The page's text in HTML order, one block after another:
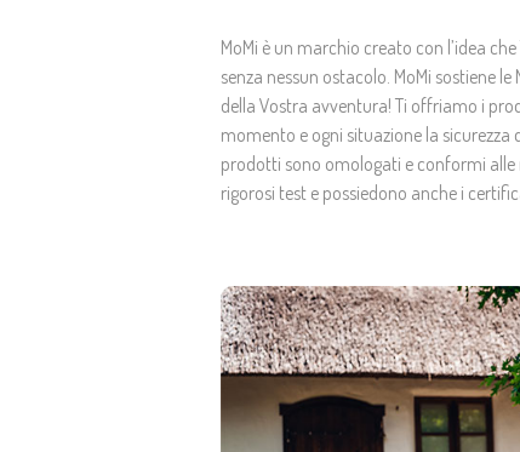
MoMi è un marchio creato con l’idea
senza nessun ostacolo. MoMi sostiene
della Vostra avventura! Ti offriamo i
momento e ogni situazione la
prodotti sono omologati e conformi alle
rigorosi test e possiedono anche i